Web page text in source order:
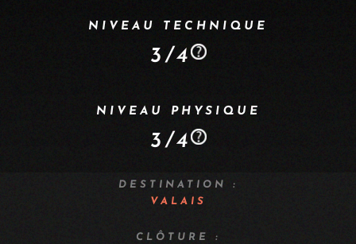
NIVEAU TECHNIQUE
3/4
NIVEAU PHYSIQUE
3/4
DESTINATION :
VALAIS
CLÔTURE :